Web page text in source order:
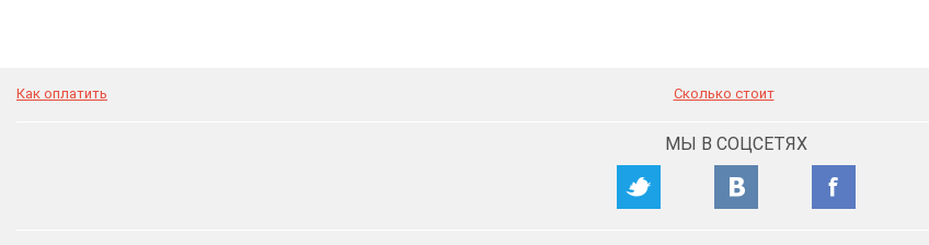
Как оплатить Сколько стоит
МЫ В СОЦСЕТЯХ